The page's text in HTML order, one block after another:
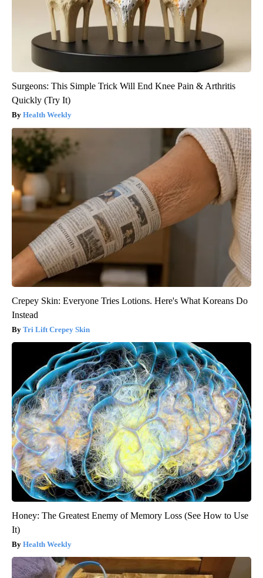
Surgeons: This Simple Trick Will End Knee Pain & Arthritis
Quickly (Try It)
Health Weekly
Crepey Skin: Everyone Tries Lotions. Here's What Koreans Do
Instead
Tri Lift Crepey Skin
Honey: The Greatest Enemy of Memory Loss (See How to Use
It)
Health Weekly